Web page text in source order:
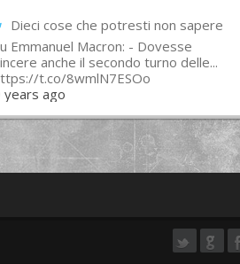
Dieci cose che potresti non sapere
Emmanuel Macron: - Dovesse
anche il secondo turno delle...
t.co/8wmlN7ESOo
years ago